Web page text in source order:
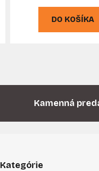
DO KOŠÍKA
l
d
Kamenná
Kategórie